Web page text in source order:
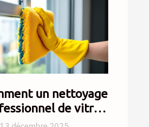
un nettoyage
de vitres
transformer votre